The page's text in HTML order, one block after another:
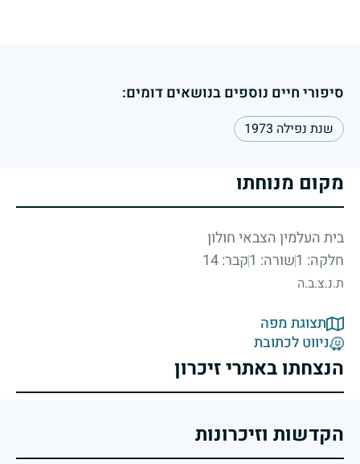
סיפורי חיים נוספים בנושאים דומים:
שנת נפילה 1973
מקום מנוחתו
בית העלמין הצבאי חולון
חלקה: 1
שורה: 1 קבר: 14
ת.נ.צ.ב.ה
תצוגת מפה
ניווט לכתובת
הנצחתו באתרי זיכרון
הקדשות וזיכרונות